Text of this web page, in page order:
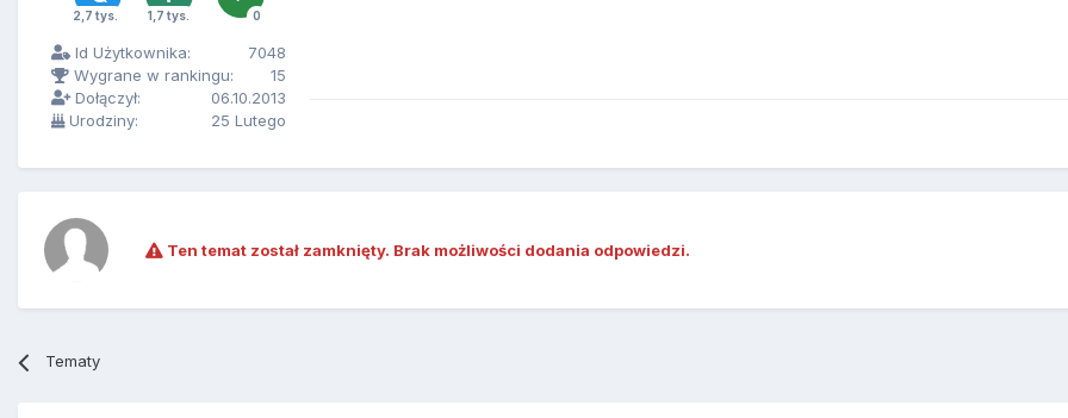
2,7 tys. 1,7 tys. 0
Id Użytkownika:
7048
Wygrane w rankingu:
15
Dołączył:
06.10.2013
Urodziny:
25 Lutego
Ten temat został zamknięty. Brak możliwości dodania odpowiedzi.
Tematy